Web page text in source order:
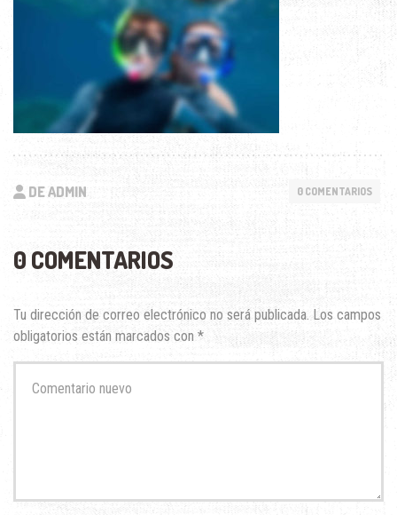
DE ADMIN 0 COMENTARIOS
0 COMENTARIOS
Tu dirección de correo electrónico no será publicada. Los campos
obligatorios están marcados con *
comentario*